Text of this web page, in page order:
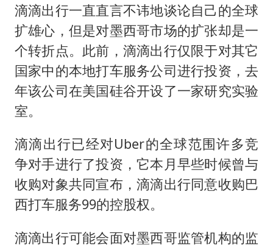
滴滴出行一直直言不讳地谈论自己的全球
扩雄心，但是对墨西哥市场的扩张却是一
个转折点。此前，滴滴出行仅限于对其它
国家中的本地打车服务公司进行投资，去
年该公司在美国硅谷开设了一家研究实验
室。
滴滴出行已经对Uber的全球范围许多竞
争对手进行了投资，它本月早些时候曾与
收购对象共同宣布，滴滴出行同意收购巴
西打车服务99的控股权。
滴滴出行可能会面对墨西哥监管机构的监